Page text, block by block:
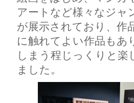
アートなど様々なジャ
が展示されており、作
に触れてよい作品もあ
しまう程じっくりと楽
ました。